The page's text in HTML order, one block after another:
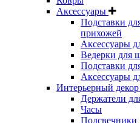
Аксессуары
Подставки
прихожей
Аксессуары
Ведерки для
Подставки
Аксессуары
Интерьерный декор
Держатели
Часы
Подсвечники